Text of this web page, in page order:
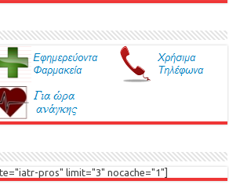
pros" limit="3" nocache="1"]